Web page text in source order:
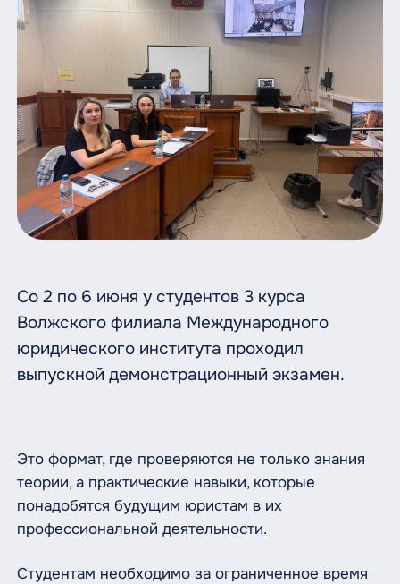
Со 2 по 6 июня у студентов 3 курса
Волжского филиала Международного
юридического института проходил
выпускной демонстрационный экзамен.
Это формат, где проверяются не только знания
теории, а практические навыки, которые
понадобятся будущим юристам в их
профессиональной деятельности.
Студентам необходимо за ограниченное время